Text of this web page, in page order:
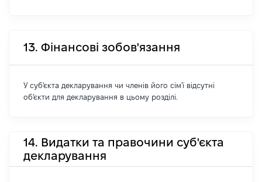
13. Фінансові зобов'язання
У суб'єкта декларування чи членів його сім'ї відсутні
об'єкти для декларування в цьому розділі.
14. Видатки та правочини суб'єкта
декларування